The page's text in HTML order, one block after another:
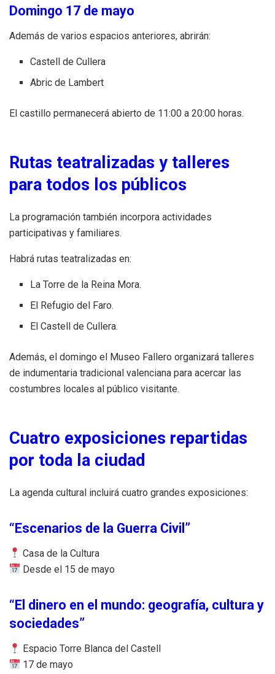
Domingo 17 de mayo
Además de varios espacios anteriores, abrirán:
Castell de Cullera
Abric de Lambert
El castillo permanecerá abierto de 11:00 a 20:00 horas.
Rutas teatralizadas y talleres
para todos los públicos
La programación también incorpora actividades
participativas y familiares.
Habrá rutas teatralizadas en:
La Torre de la Reina Mora.
El Refugio del Faro.
El Castell de Cullera.
Además, el domingo el Museo Fallero organizará talleres
de indumentaria tradicional valenciana para acercar las
costumbres locales al público visitante.
Cuatro exposiciones repartidas
por toda la ciudad
La agenda cultural incluirá cuatro grandes exposiciones:
“Escenarios de la Guerra Civil”
Casa de la Cultura
Desde el 15 de mayo
“El dinero en el mundo: geografía, cultura y
sociedades”
Espacio Torre Blanca del Castell
17 de mayo